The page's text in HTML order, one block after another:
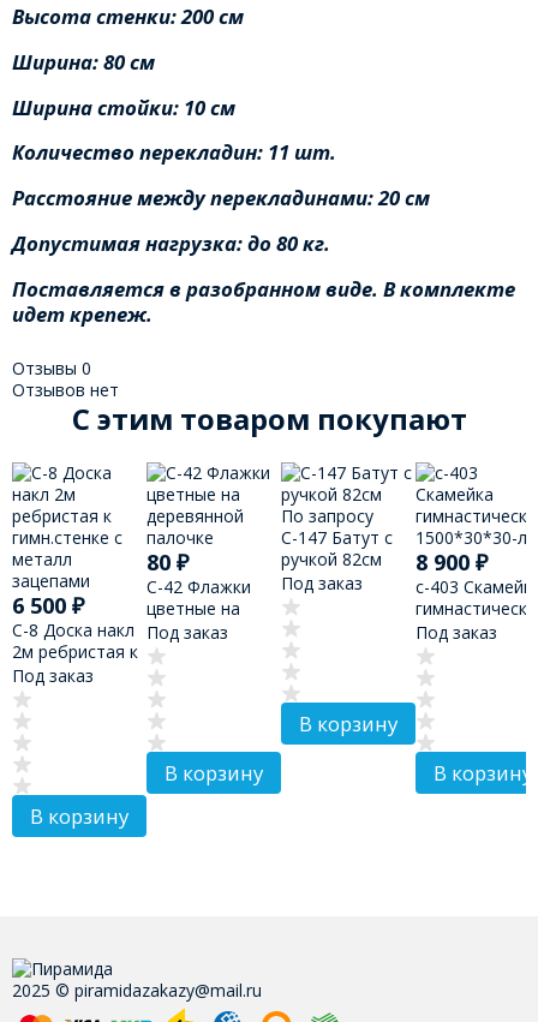
Высота стенки: 200 см
Ширина: 80 см
Ширина стойки: 10 см
Количество перекладин: 11 шт.
Расстояние между перекладинами: 20 см
Допустимая нагрузка: до 80 кг.
Поставляется в разобранном виде. В комплекте
идет крепеж.
Отзывы 0
Отзывов нет
C этим товаром покупают
6 500 ₽
С-8 Доска накл
2м ребристая к
гимн.стенке с
металл
зацепами
Под заказ
В корзину
80 ₽
С-42 Флажки
цветные на
деревянной
палочке
Под заказ
В корзину
По запросу
С-147 Батут с
ручкой 82см
Под заказ
В корзину
8 900 ₽
с-403
1500*30*30-
Под заказ
В корзину
2025 © piramidazakazy@mail.ru